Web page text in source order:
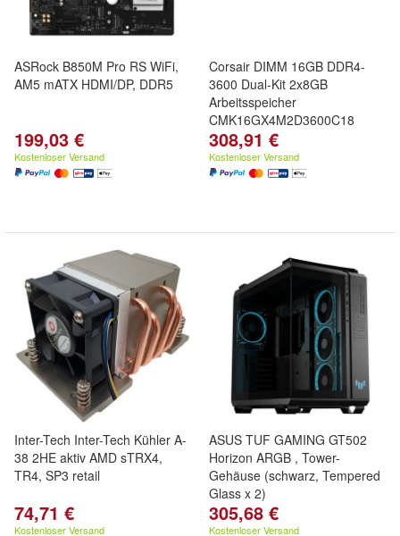
ASRock B850M Pro RS WiFi,
AM5 mATX HDMI/DP, DDR5
199,03 €
Kostenloser Versand
Corsair DIMM 16GB DDR4-
3600 Dual-Kit 2x8GB
Arbeitsspeicher
CMK16GX4M2D3600C18
308,91 €
Kostenloser Versand
Inter-Tech Inter-Tech Kühler A-
38 2HE aktiv AMD sTRX4,
TR4, SP3 retail
74,71 €
Kostenloser Versand
ASUS TUF GAMING GT502
Horizon ARGB , Tower-
Gehäuse (schwarz, Tempered
Glass x 2)
305,68 €
Kostenloser Versand